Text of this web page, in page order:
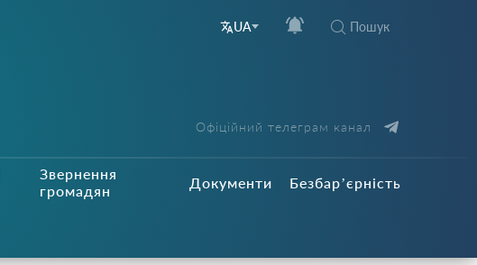
UA Пошук
Офіційний телеграм канал
Звернення
громадян
Документи Безбар’єрність